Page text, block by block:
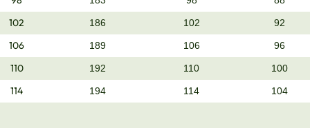
102 186 102 92
106 189 106 96
110 192 110 100
114 194 114 104